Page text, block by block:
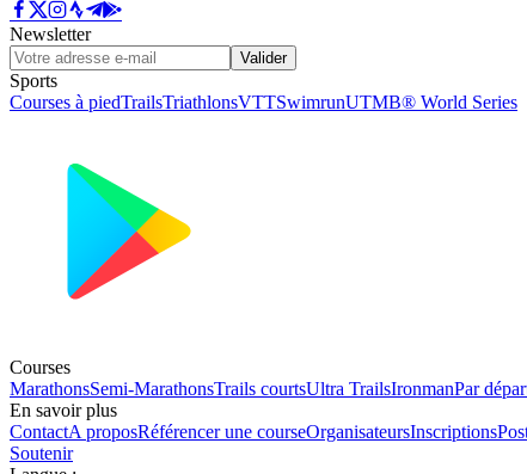
Newsletter
Valider
Sports
Courses à piedTrailsTriathlonsVTTSwimrunUTMB® World Series
Courses
MarathonsSemi-MarathonsTrails courtsUltra TrailsIronmanPar
En savoir plus
ContactA proposRéférencer une courseOrganisateursInscriptions
Soutenir